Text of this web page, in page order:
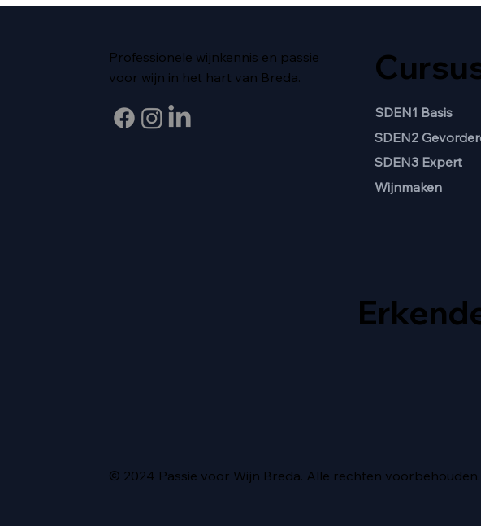
Professionele wijnkennis en passie
voor wijn in het hart van Breda.
SDEN1 Basis
SDEN2
SDEN3 Expert
Wijnmaken
© 2024 Passie voor Wijn Breda. Alle rechten voorbehouden.